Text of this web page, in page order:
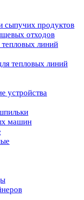
сыпучих продуктов
отходов
линий
тепловых линий
устройства
машин